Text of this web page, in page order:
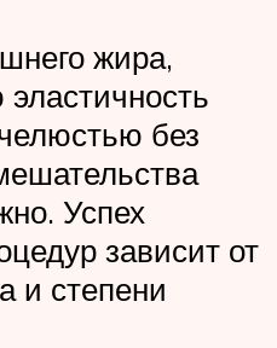
жира,
без
Успех
зависит от
и степени